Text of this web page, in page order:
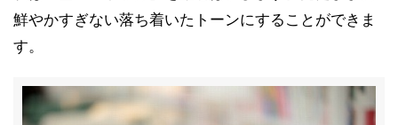
鮮やかすぎない落ち着いたトーンにすることができま
す。